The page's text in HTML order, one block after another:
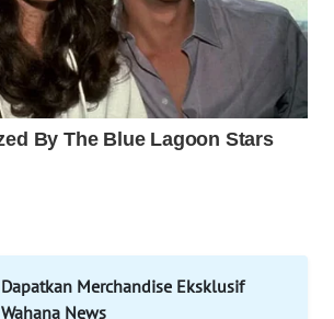
Dapatkan Merchandise Eksklusif
Wahana News